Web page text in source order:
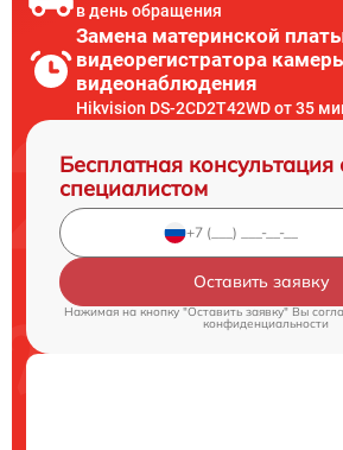
в день обращения
Замена материнской
видеорегистратора
видеонаблюдения
Hikvision DS-2CD2T42WD от 35
Бесплатная консультация
специалистом
Оставить заявку
Нажимая на кнопку "Оставить заявку" Вы
конфиденциальности